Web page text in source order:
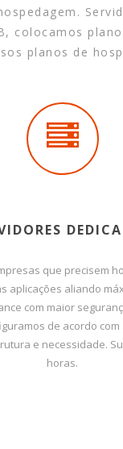
colocamos
planos de
que precisem
aplicações aliando
com maior
de acordo com
e necessidade.
horas.